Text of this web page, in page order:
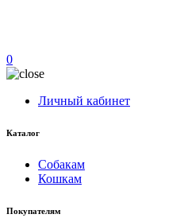
0
Личный кабинет
Каталог
Собакам
Кошкам
Покупателям